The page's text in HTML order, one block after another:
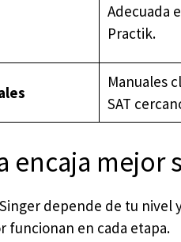
Adecuada
Practik.
Manuales
SAT
encaja mejor
depende de tu nivel
funcionan en cada etapa.